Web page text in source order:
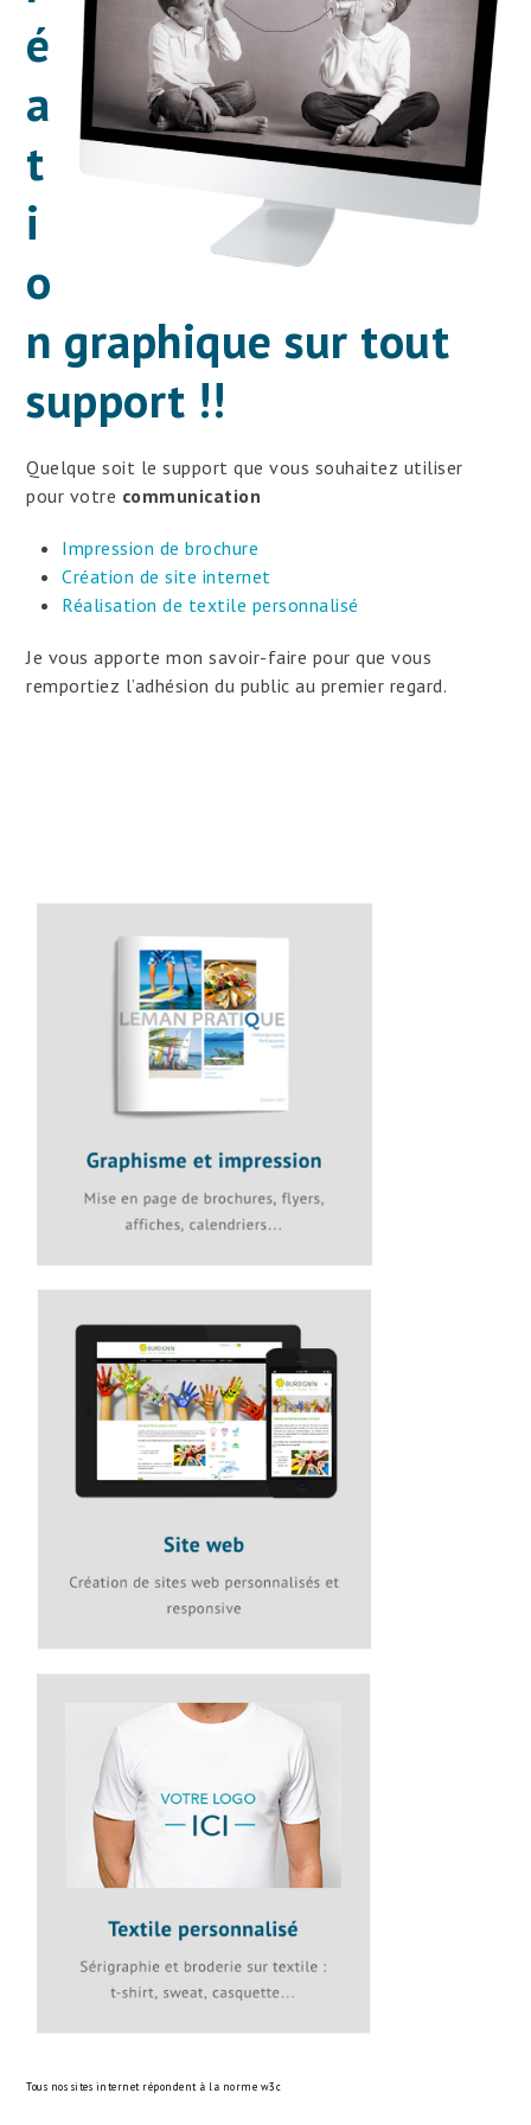
é
a
t
i
o
n graphique sur tout
support !!
Quelque soit le support que vous souhaitez utiliser
pour votre communication
Impression de brochure
Création de site internet
Réalisation de textile personnalisé
Je vous apporte mon savoir-faire pour que vous
remportiez l’adhésion du public au premier regard.
Tous nos sites internet répondent à la norme w3c